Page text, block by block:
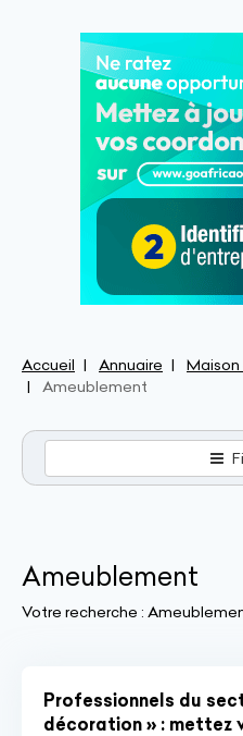
Accueil Annuaire
Ameublement
Ameublement
Votre recherche :
Professionnels du
décoration » : mettez